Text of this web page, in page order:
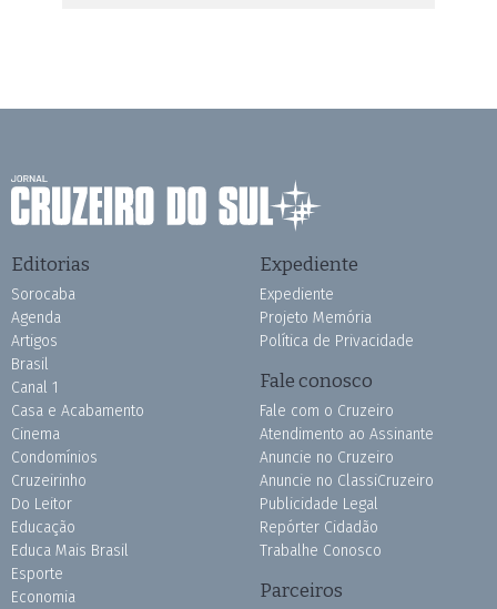
Editorias
Sorocaba
Agenda
Artigos
Brasil
Canal 1
Casa e Acabamento
Cinema
Condomínios
Cruzeirinho
Do Leitor
Educação
Educa Mais Brasil
Esporte
Economia
Expediente
Expediente
Projeto Memória
Política de Privacidade
Fale conosco
Fale com o Cruzeiro
Atendimento ao Assinante
Anuncie no Cruzeiro
Anuncie no ClassiCruzeiro
Publicidade Legal
Repórter Cidadão
Trabalhe Conosco
Parceiros